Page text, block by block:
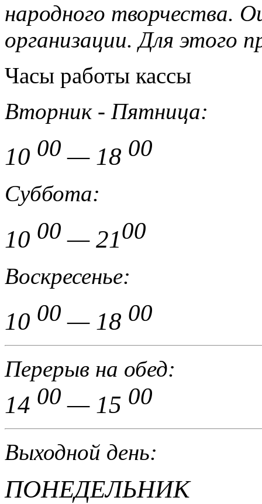
народного творчества.
организации.Для этого
Часы работы кассы
Вторник - Пятница:
10 00 — 18 00
Суббота:
10 00 — 2100
Воскресенье:
10 00 — 18 00
Перерыв на обед:
14 00 — 15 00
Выходной день:
ПОНЕДЕЛЬНИК